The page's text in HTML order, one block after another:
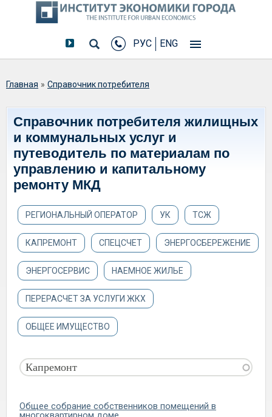
РУС ENG
Вы здесь
Главная » Справочник потребителя
Справочник потребителя жилищных
и коммунальных услуг и
путеводитель по материалам по
управлению и капитальному
ремонту МКД
РЕГИОНАЛЬНЫЙ ОПЕРАТОР УК ТСЖ
КАПРЕМОНТ СПЕЦСЧЕТ ЭНЕРГОСБЕРЕЖЕНИЕ
ЭНЕРГОСЕРВИС НАЕМНОЕ ЖИЛЬЕ
ПЕРЕРАСЧЕТ ЗА УСЛУГИ ЖКХ
ОБЩЕЕ ИМУЩЕСТВО
Общее собрание собственников помещений в